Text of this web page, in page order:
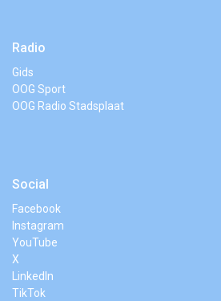
Radio
Gids
OOG Sport
OOG Radio Stadsplaat
Social
Facebook
Instagram
YouTube
X
LinkedIn
TikTok